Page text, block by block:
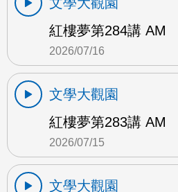
紅樓夢第284講 AM
2026/07/16
文學大觀園
紅樓夢第283講 AM
2026/07/15
文學大觀園